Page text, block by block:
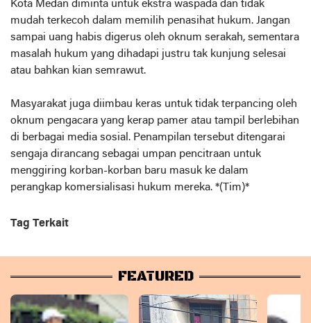
Kota Medan diminta untuk ekstra waspada dan tidak
mudah terkecoh dalam memilih penasihat hukum. Jangan
sampai uang habis digerus oleh oknum serakah, sementara
masalah hukum yang dihadapi justru tak kunjung selesai
atau bahkan kian semrawut.
Masyarakat juga diimbau keras untuk tidak terpancing oleh
oknum pengacara yang kerap pamer atau tampil berlebihan
di berbagai media sosial. Penampilan tersebut ditengarai
sengaja dirancang sebagai umpan pencitraan untuk
menggiring korban-korban baru masuk ke dalam
perangkap komersialisasi hukum mereka. *(Tim)*
Tag Terkait
FEATURED